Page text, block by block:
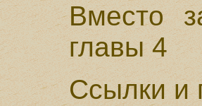
Вместо
главы 4
Ссылки и